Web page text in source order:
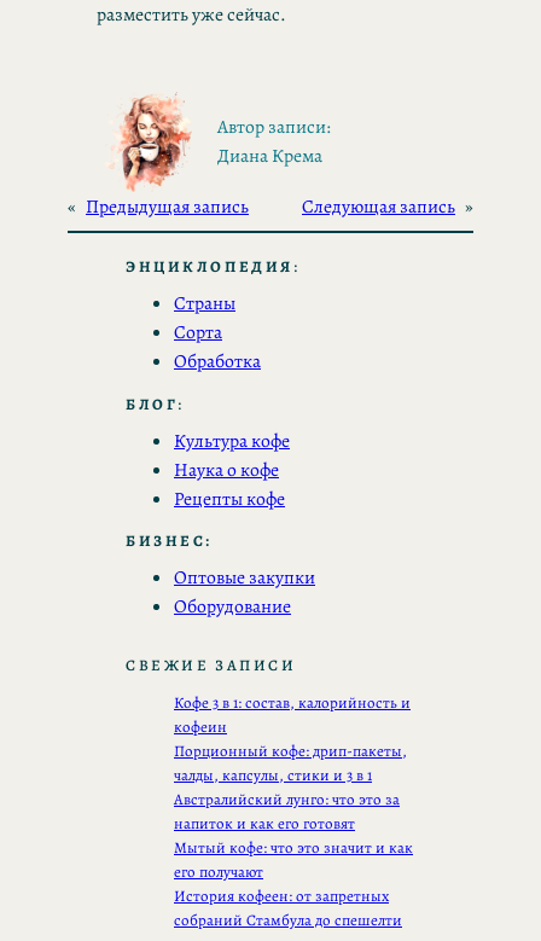
разместить уже сейчас.
Автор записи:
Диана Крема
« Предыдущая запись Следующая запись »
ЭНЦИКЛОПЕДИЯ :
Страны
Сорта
Обработка
БЛОГ:
Культура кофе
Наука о кофе
Рецепты кофе
БИЗНЕС:
Оптовые закупки
Оборудование
СВЕЖИЕ ЗАПИСИ
Кофе 3 в 1: состав, калорийность и
кофеин
Порционный кофе: дрип-пакеты,
чалды, капсулы, стики и 3 в 1
Австралийский лунго: что это за
напиток и как его готовят
Мытый кофе: что это значит и как
его получают
История кофеен: от запретных
собраний Стамбула до спешелти